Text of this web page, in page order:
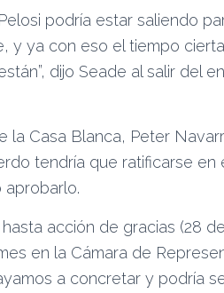
podría estar saliendo
y ya con eso el tiempo
dijo Seade al salir del
la Casa Blanca, Peter
tendría que ratificarse en
acción de gracias (28
en la Cámara de
a concretar y podría